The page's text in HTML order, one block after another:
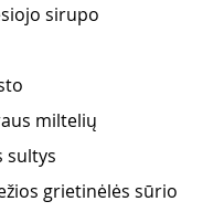
sirupo
miltelių
sultys
grietinėlės sūrio